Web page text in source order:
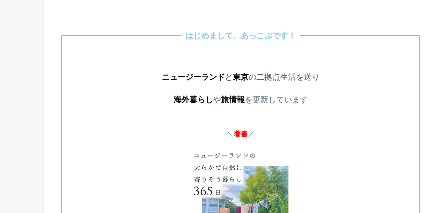
はじめまして、あっこぷです！
ニュージーランドと東京の二拠点生活を送り
海外暮らしや旅情報を更新しています
＼著書／